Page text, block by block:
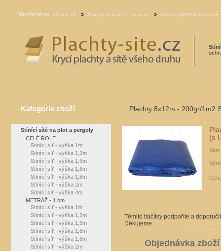
Nacházíte se: Stínící sítě » Plachty ochranné - hranaté » Plachty SUPER 200gr/m²
Plachty 8x12m - 200gr/1m2
(s
Stav
Těmito tlačítky podpoříte a
Děkujeme.
Objednávka zboží
Kategorie zboží
Stínící sítě na plot a pergoly
CELÉ ROLE
Stínící síť - výška 1m
Stínící síť - výška 1,2m
Stínící síť - výška 1,5m
Stínící síť - výška 1,6m
Stínící síť - výška 1,8m
Stínící síť - výška 2m
Stínící síť - výška 4m
METRÁŽ - 1 bm
Stínící síť - výška 1m
Stínící síť - výška 1,2m
Stínící síť - výška 1,5m
Stínící síť - výška 1,6m
Stínící síť - výška 1,8m
Stínící síť - výška 2m